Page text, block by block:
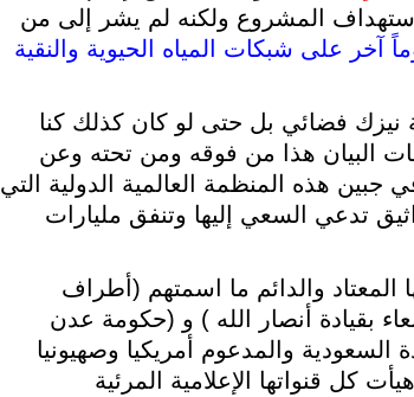
استهداف المشروع ولكنه لم يشر إلى من
آخر على شبكات المياه الحيوية والنقية
نيزك فضائي بل حتى لو كان كذلك كنا
البيان هذا من فوقه ومن تحته وعن
هذه المنظمة العالمية الدولية التي
تدعي السعي إليها وتنفق مليارات
المعتاد والدائم ما اسمتهم (أطراف
بقيادة أنصار الله ) و (حكومة عدن
السعودية والمدعوم أمريكيا وصهيونيا
كل قنواتها الإعلامية المرئية